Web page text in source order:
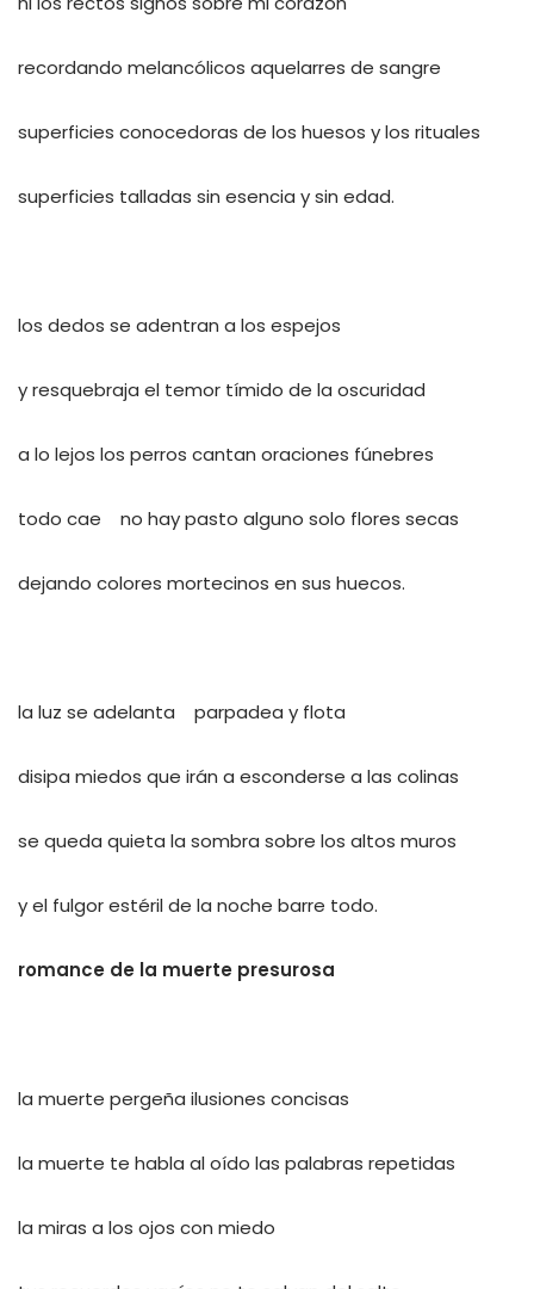
recordando melancólicos aquelarres de sangre
superficies conocedoras de los huesos y los rituales
superficies talladas sin esencia y sin edad.
los dedos se adentran a los espejos
y resquebraja el temor tímido de la oscuridad
a lo lejos los perros cantan oraciones fúnebres
todo cae no hay pasto alguno solo flores secas
dejando colores mortecinos en sus huecos.
la luz se adelanta parpadea y flota
disipa miedos que irán a esconderse a las colinas
se queda quieta la sombra sobre los altos muros
y el fulgor estéril de la noche barre todo.
romance de la muerte presurosa
la muerte pergeña ilusiones concisas
la muerte te habla al oído las palabras repetidas
la miras a los ojos con miedo